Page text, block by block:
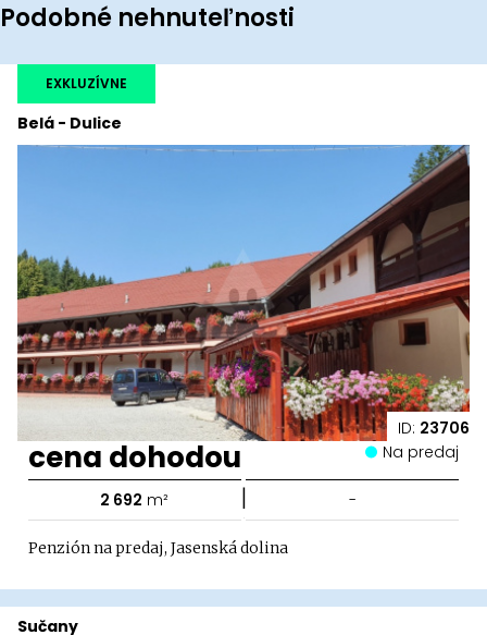
Podobné nehnuteľnosti
ID: 23706
Belá - Dulice
EXKLUZÍVNE
cena dohodou Na predaj
2 692 m² | -
Penzión na predaj, Jasenská dolina
Sučany